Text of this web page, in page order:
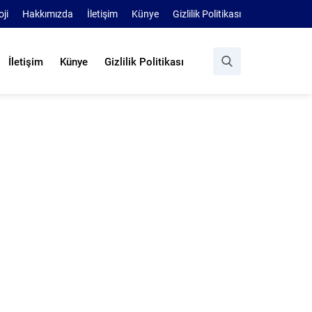
Hakkımızda İletişim Künye Gizlilik Politikası
İletişim Künye Gizlilik Politikası